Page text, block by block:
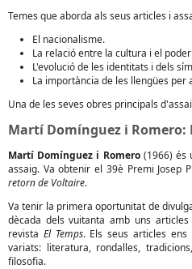
Temes que aborda als seus articles i
El nacionalisme.
La relació entre la cultura i el
L'evolució de les identitats i dels
La importància de les llengües per
Una de les seves obres principals
Martí Domínguez i Romero:
Martí Domínguez i Romero(1966) és
assaig. Va obtenir el 39è Premi Josep
retorn de Voltaire.
Va tenir la primera oportunitat de
dècada dels vuitanta amb uns
revista El Temps. Els seus articles ens
variats: literatura, rondalles,
filosofia.